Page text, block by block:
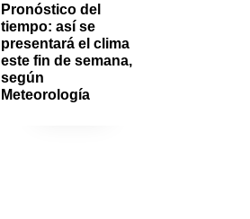
Pronóstico del
tiempo: así se
presentará el clima
este fin de semana,
según
Meteorología